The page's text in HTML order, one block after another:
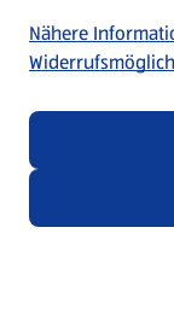
Nähere